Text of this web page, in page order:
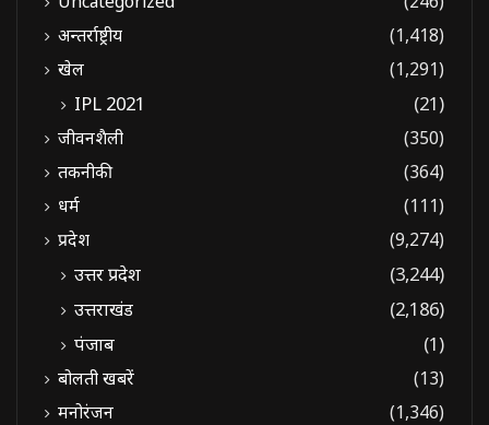
अन्तर्राष्ट्रीय
(1,418)
खेल
(1,291)
IPL 2021 (21)
जीवनशैली
(350)
तकनीकी
(364)
धर्म
(111)
प्रदेश
(9,274)
उत्तर प्रदेश
(3,244)
उत्तराखंड
(2,186)
पंजाब
(1)
बोलती खबरें
(13)
मनोरंजन
(1,346)